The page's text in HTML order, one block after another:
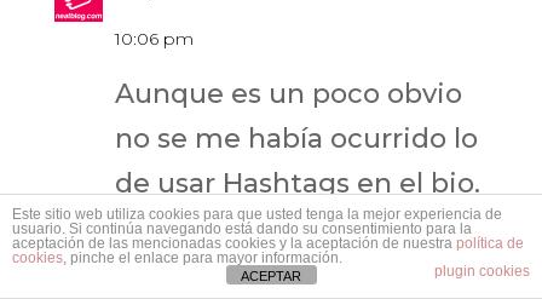
10:06 pm
Aunque es un poco obvio
no se me había ocurrido lo
de usar Hashtags en el bio.
¡Gracias!
Responder
Este sitio web utiliza cookies para que usted tenga la mejor experiencia de
usuario. Si continúa navegando está dando su consentimiento para la
aceptación de las mencionadas cookies y la aceptación de nuestra política de
cookies, pinche el enlace para mayor información.
plugin cookies
ACEPTAR